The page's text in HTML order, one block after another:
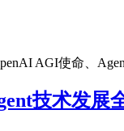
AGI使命、
技术发展